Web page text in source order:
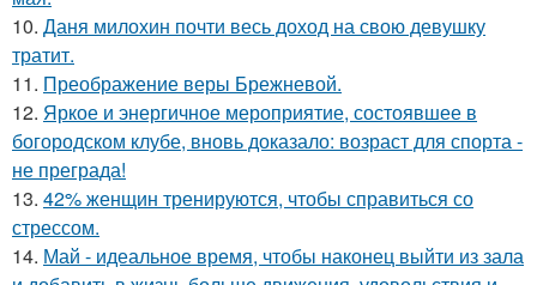
10. Даня милохин почти весь доход на свою девушку
тратит.
11. Преображение веры Брежневой.
12. Яркое и энергичное мероприятие, состоявшее в
богородском клубе, вновь доказало: возраст для спорта -
не преграда!
13. 42% женщин тренируются, чтобы справиться со
стрессом.
14. Май - идеальное время, чтобы наконец выйти из зала